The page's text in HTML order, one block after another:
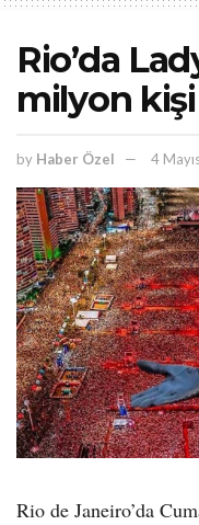
Rio’da
milyon kişi
by Haber Özel 4
Rio de Janeiro’da